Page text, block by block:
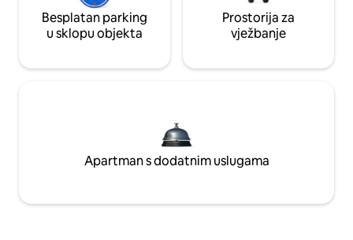
Besplatan parking
u sklopu objekta
Prostorija za
vježbanje
Apartman s dodatnim uslugama